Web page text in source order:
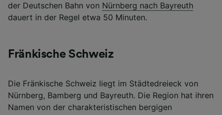
der Deutschen Bahn von Nürnberg nach Bayreuth
dauert in der Regel etwa 50 Minuten.
Fränkische Schweiz
Die Fränkische Schweiz liegt im Städtedreieck von
Nürnberg, Bamberg und Bayreuth. Die Region hat ihren
Namen von der charakteristischen bergigen